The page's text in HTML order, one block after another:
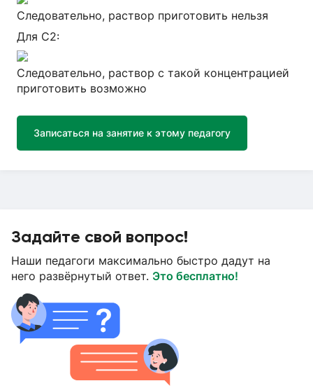
Следовательно, раствор приготовить нельзя
Для С2:
Следовательно, раствор с такой концентрацией
приготовить возможно
Записаться на занятие к этому педагогу
Задайте свой вопрос!
Наши педагоги максимально быстро дадут на
него развёрнутый ответ. Это бесплатно!